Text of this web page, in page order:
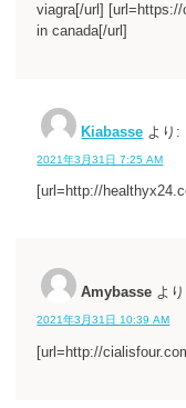
viagra[/url]
in canada[/url]
Kiabasse より:
2021年3月31日 7:25 AM
[url=http://
Amybasse よ
2021年3月31日 10:39 AM
[url=http://